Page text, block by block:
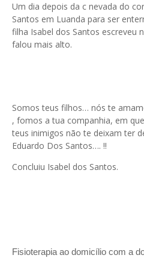
Um dia depois da c nevada do
Santos em Luanda para ser
filha Isabel dos Santos escreveu
falou mais alto.
Somos teus filhos… nós te
, fomos a tua companhia, em
teus inimigos não te deixam ter
Eduardo Dos Santos…. !!
Concluiu Isabel dos Santos.
Fisioterapia ao domicílio com a